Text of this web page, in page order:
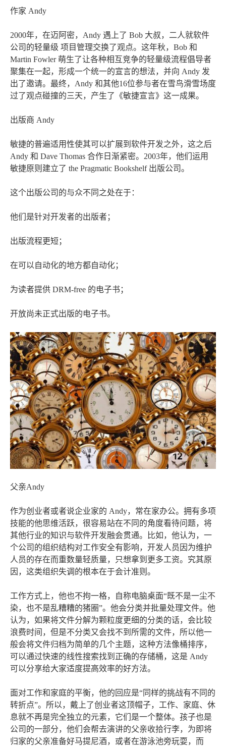
作家 Andy
2000年，在迈阿密，Andy 遇上了 Bob 大叔，二人就软件
公司的轻量级 项目管理交换了观点。这年秋，Bob 和
Martin Fowler 萌生了让各种相互竞争的轻量级流程倡导者
聚集在一起，形成一个统一的宣言的想法，并向 Andy 发
出了邀请。最终，Andy 和其他16位参与者在雪鸟滑雪场度
过了观点碰撞的三天，产生了《敏捷宣言》这一成果。
出版商 Andy
敏捷的普遍适用性使其可以扩展到软件开发之外，这之后
Andy 和 Dave Thomas 合作日渐紧密。2003年，他们运用
敏捷原则建立了 the Pragmatic Bookshelf 出版公司。
这个出版公司的与众不同之处在于：
他们是针对开发者的出版者；
出版流程更短；
在可以自动化的地方都自动化；
为读者提供 DRM-free 的电子书；
开放尚未正式出版的电子书。
父亲Andy
作为创业者或者说企业家的 Andy，常在家办公。拥有多项
技能的他思维活跃，很容易站在不同的角度看待问题，将
其他行业的知识与软件开发融会贯通。比如，他认为，一
个公司的组织结构对工作安全有影响，开发人员因为维护
人员的存在而重数量轻质量，只想拿到更多工资。究其原
因，这类组织失调的根本在于会计准则。
工作方式上，他也不拘一格，自称电脑桌面“既不是一尘不
染，也不是乱糟糟的猪圈”。他会分类并批量处理文件。他
认为，如果将文件分解为颗粒度更细的分类的话，会比较
浪费时间，但是不分类又会找不到所需的文件，所以他一
般会将文件归档为简单的几个主题，这种方法像桶排序，
可以通过快速的线性搜索找到正确的存储桶，这是 Andy
可以分享给大家适度提高效率的好方法。
面对工作和家庭的平衡，他的回应是“同样的挑战有不同的
转折点”。所以，戴上了创业者这顶帽子，工作、家庭、休
息就不再是完全独立的元素，它们是一个整体。孩子也是
公司的一部分，他们会帮去演讲的父亲收拾行李，为即将
归家的父亲准备好马提尼酒，或者在游泳池旁玩耍，而